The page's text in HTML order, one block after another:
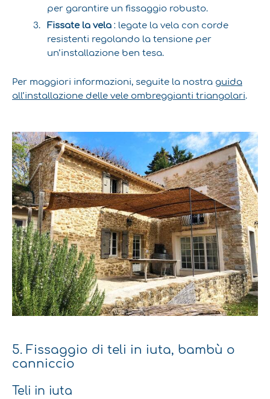
per garantire un fissaggio robusto.
Fissate la vela : legate la vela con corde
resistenti regolando la tensione per
un’installazione ben tesa.
Per maggiori informazioni, seguite la nostra guida
all’installazione delle vele ombreggianti triangolari.
5. Fissaggio di teli in iuta, bambù o
canniccio
Teli in iuta